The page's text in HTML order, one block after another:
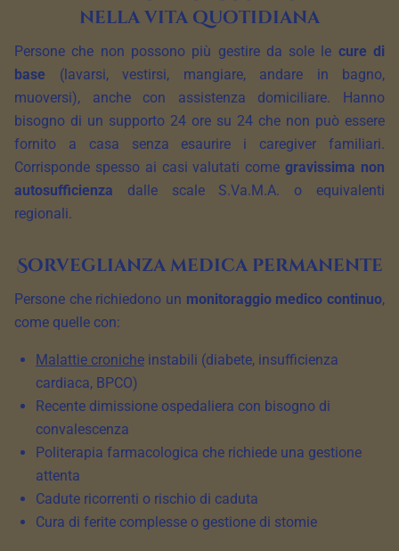
nella vita quotidiana
Persone che non possono più gestire da sole le cure di
base (lavarsi, vestirsi, mangiare, andare in bagno,
muoversi), anche con assistenza domiciliare. Hanno
bisogno di un supporto 24 ore su 24 che non può essere
fornito a casa senza esaurire i caregiver familiari.
Corrisponde spesso ai casi valutati comegravissima non
autosufficienza dalle scale S.Va.M.A. o equivalenti
regionali.
Sorveglianza medica permanente
Persone che richiedono un monitoraggio medico continuo,
come quelle con:
Malattie croniche instabili (diabete, insufficienza
cardiaca, BPCO)
Recente dimissione ospedaliera con bisogno di
convalescenza
Politerapia farmacologica che richiede una gestione
attenta
Cadute ricorrenti o rischio di caduta
Cura di ferite complesse o gestione di stomie